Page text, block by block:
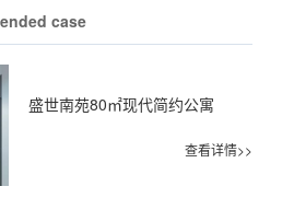
case
盛世南苑80㎡现代简约公寓
查看详情>>